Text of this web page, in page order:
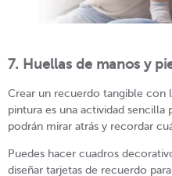
7. Huellas de manos y
Crear un recuerdo tangible con
pintura es una actividad
podrán mirar atrás y recordar
Puedes hacer cuadros
diseñar tarjetas de recuerdo